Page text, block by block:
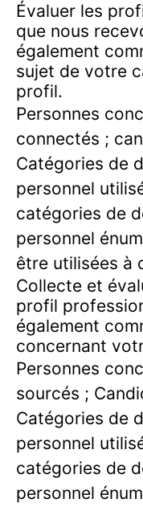
Évaluer les
que nous
également
sujet de votre
profil.
Personnes
connectés ;
Catégories de
personnel
catégories de
personnel
être utilisées à
Collecte et
profil
également
concernant
Personnes
sourcés ;
Catégories de
personnel
catégories de
personnel